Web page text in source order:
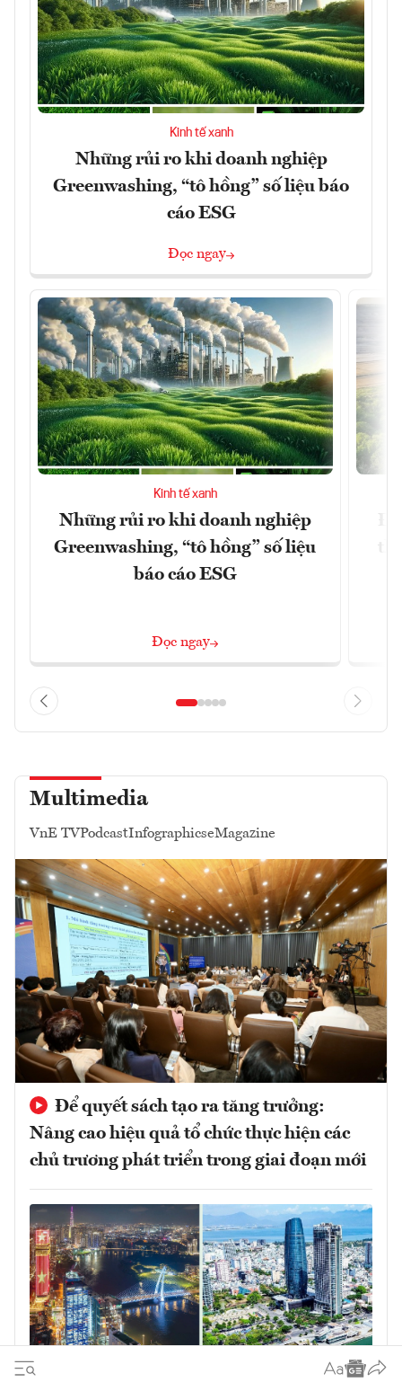
Kinh tế xanh
Những rủi ro khi doanh nghiệp
Greenwashing, “tô hồng” số liệu báo
cáo ESG
Đọc ngay
Kinh tế xanh
Những rủi ro khi doanh nghiệp
Greenwashing, “tô hồng” số liệu
báo cáo ESG
Đọc ngay
Multimedia
VnE TVPodcastInfographicseMagazine
Để quyết sách tạo ra tăng trưởng:
Nâng cao hiệu quả tổ chức thực hiện các
chủ trương phát triển trong giai đoạn mới